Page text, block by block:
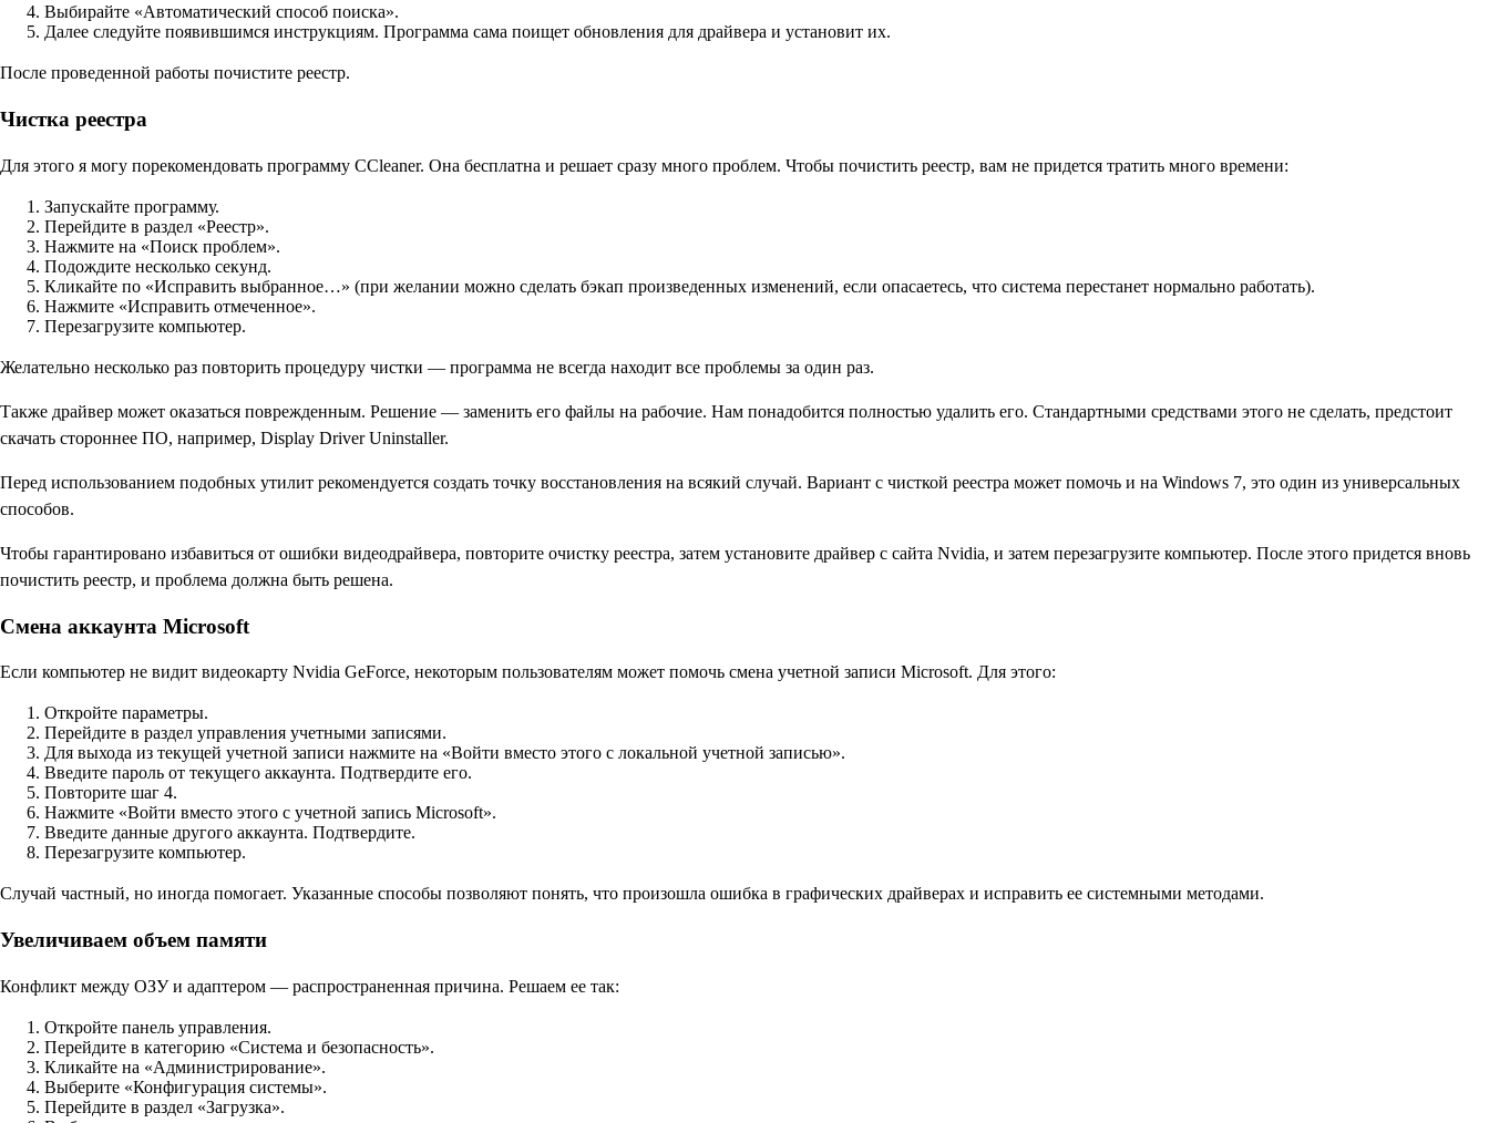
Выбирайте «Автоматический способ поиска».
Далее следуйте появившимся инструкциям. Программа сама поищет обновления для драйвера и установит их.
После проведенной работы почистите реестр.
Чистка реестра
Для этого я могу порекомендовать программу CCleaner. Она бесплатна и решает сразу много проблем. Чтобы почистить реестр, вам не придется тратить много времени:
Запускайте программу.
Перейдите в раздел «Реестр».
Нажмите на «Поиск проблем».
Подождите несколько секунд.
Кликайте по «Исправить выбранное…» (при желании можно сделать бэкап произведенных изменений, если опасаетесь, что система перестанет нормально работать).
Нажмите «Исправить отмеченное».
Перезагрузите компьютер.
Желательно несколько раз повторить процедуру чистки — программа не всегда находит все проблемы за один раз.
Также драйвер может оказаться поврежденным. Решение — заменить его файлы на рабочие. Нам понадобится полностью удалить его. Стандартными средствами этого не сделать, предстоит
скачать стороннее ПО, например, Display Driver Uninstaller.
Перед использованием подобных утилит рекомендуется создать точку восстановления на всякий случай. Вариант с чисткой реестра может помочь и на Windows 7, это один из универсальных
способов.
Чтобы гарантировано избавиться от ошибки видеодрайвера, повторите очистку реестра, затем установите драйвер с сайта Nvidia, и затем перезагрузите компьютер. После этого придется вновь
почистить реестр, и проблема должна быть решена.
Смена аккаунта Microsoft
Если компьютер не видит видеокарту Nvidia GeForce, некоторым пользователям может помочь смена учетной записи Microsoft. Для этого:
Откройте параметры.
Перейдите в раздел управления учетными записями.
Для выхода из текущей учетной записи нажмите на «Войти вместо этого с локальной учетной записью».
Введите пароль от текущего аккаунта. Подтвердите его.
Повторите шаг 4.
Нажмите «Войти вместо этого с учетной запись Microsoft».
Введите данные другого аккаунта. Подтвердите.
Перезагрузите компьютер.
Случай частный, но иногда помогает. Указанные способы позволяют понять, что произошла ошибка в графических драйверах и исправить ее системными методами.
Увеличиваем объем памяти
Конфликт между ОЗУ и адаптером — распространенная причина. Решаем ее так:
Откройте панель управления.
Перейдите в категорию «Система и безопасность».
Кликайте на «Администрирование».
Выберите «Конфигурация системы».
Перейдите в раздел «Загрузка».